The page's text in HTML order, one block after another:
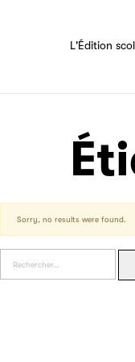
L'Édition
Tout
Sorry, no results were found.